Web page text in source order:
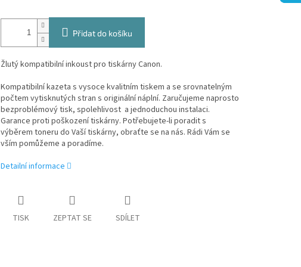
Přidat do košíku
Žlutý kompatibilní inkoust pro tiskárny Canon.
Kompatibilní kazeta s vysoce kvalitním tiskem a se srovnatelným
počtem vytisknutých stran s originální náplní. Zaručujeme naprosto
bezproblémový tisk, spolehlivost a jednoduchou instalaci.
Garance proti poškození tiskárny. Potřebujete-li poradit s
výběrem toneru do Vaší tiskárny, obraťte se na nás. Rádi Vám se
vším pomůžeme a poradíme.
Detailní informace
TISK ZEPTAT SE SDÍLET